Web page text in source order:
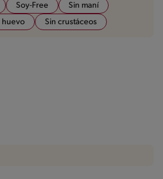
Soy-Free
Sin maní
huevo Sin crustáceos